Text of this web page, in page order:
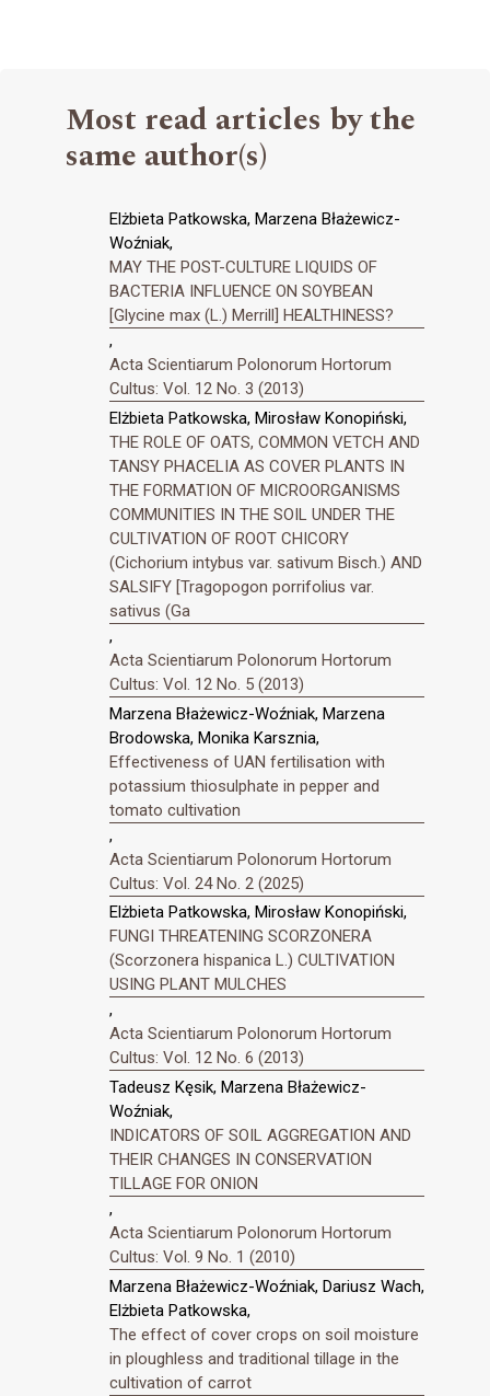
Most read articles by the
same author(s)
Elżbieta Patkowska, Marzena Błażewicz-
Woźniak,
MAY THE POST-CULTURE LIQUIDS OF
BACTERIA INFLUENCE ON SOYBEAN
[Glycine max (L.) Merrill] HEALTHINESS?
,
Acta Scientiarum Polonorum Hortorum
Cultus: Vol. 12 No. 3 (2013)
Elżbieta Patkowska, Mirosław Konopiński,
THE ROLE OF OATS, COMMON VETCH AND
TANSY PHACELIA AS COVER PLANTS IN
THE FORMATION OF MICROORGANISMS
COMMUNITIES IN THE SOIL UNDER THE
CULTIVATION OF ROOT CHICORY
(Cichorium intybus var. sativum Bisch.) AND
SALSIFY [Tragopogon porrifolius var.
sativus (Ga
,
Acta Scientiarum Polonorum Hortorum
Cultus: Vol. 12 No. 5 (2013)
Marzena Błażewicz-Woźniak, Marzena
Brodowska, Monika Karsznia,
Effectiveness of UAN fertilisation with
potassium thiosulphate in pepper and
tomato cultivation
,
Acta Scientiarum Polonorum Hortorum
Cultus: Vol. 24 No. 2 (2025)
Elżbieta Patkowska, Mirosław Konopiński,
FUNGI THREATENING SCORZONERA
(Scorzonera hispanica L.) CULTIVATION
USING PLANT MULCHES
,
Acta Scientiarum Polonorum Hortorum
Cultus: Vol. 12 No. 6 (2013)
Tadeusz Kęsik, Marzena Błażewicz-
Woźniak,
INDICATORS OF SOIL AGGREGATION AND
THEIR CHANGES IN CONSERVATION
TILLAGE FOR ONION
,
Acta Scientiarum Polonorum Hortorum
Cultus: Vol. 9 No. 1 (2010)
Marzena Błażewicz-Woźniak, Dariusz Wach,
Elżbieta Patkowska,
The effect of cover crops on soil moisture
in ploughless and traditional tillage in the
cultivation of carrot